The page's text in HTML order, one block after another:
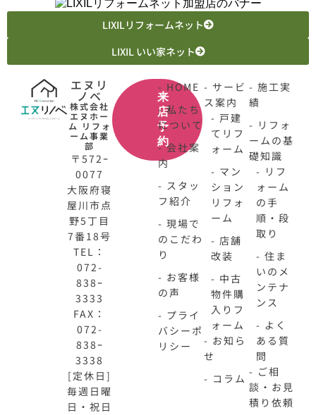
LIXILリフォームネット
LIXIL いい家ネット
エヌリ
ノベ
株式会社
エヌホー
ム リフォ
ーム事業
部
〒572ｰ
0077
大阪府寝
屋川市点
野5丁目
7番18号
TEL：
072-
838ｰ
3333
FAX：
072-
838ｰ
3338
[定休日]
毎週日曜
日・祝日
来
店
予
約
- HOME
- 私たち
について
- 会社案
内
- スタッ
フ紹介
- 現場で
のこだわ
り
- お客様
の声
- プライ
バシーポ
リシー
- サービ
ス案内
- 戸建
てリフ
ォーム
- マン
ション
リフォ
ーム
- 店舗
改装
- 中古
物件購
入りフ
ォーム
- お知ら
せ
- コラム
- 施工実
績
- リフォ
ームの基
礎知識
- リフ
ォーム
の手
順・段
取り
- 住ま
いのメ
ンテナ
ンス
- よく
ある質
問
- ご相
談・お見
積り依頼